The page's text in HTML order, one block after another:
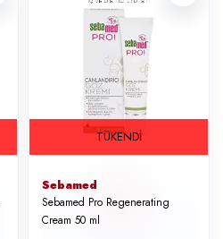
TÜKENDI
Sebamed
Sebamed Pro Regenerating
Cream 50 ml